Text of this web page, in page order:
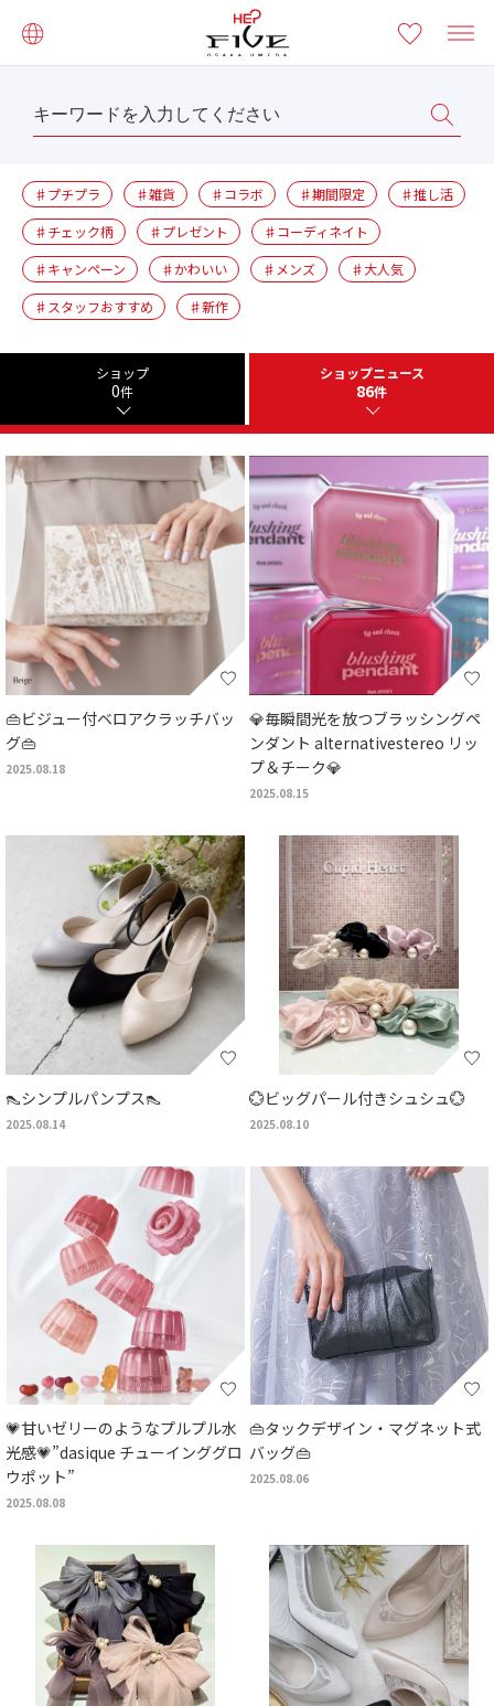
♯プチプラ ♯雑貨 ♯コラボ ♯期間限定
♯推し活
♯チェック柄
♯プレゼント
♯コーディネイト
♯キャンペーン
♯かわいい ♯メンズ
♯大人気
♯スタッフおすすめ
♯新作
ショップ
0件
ショップニュース
86件
👜ビジュー付ベロアクラッチバッ
グ👜
2025.08.18
💎毎瞬間光を放つブラッシングペ
ンダント alternativestereo リッ
プ＆チーク💎
2025.08.15
👠シンプルパンプス👠
2025.08.14
💮ビッグパール付きシュシュ💮
2025.08.10
💗甘いゼリーのようなプルプル水
光感💗”dasique チューインググロ
ウポット”
2025.08.08
👜タックデザイン・マグネット式
バッグ👜
2025.08.06